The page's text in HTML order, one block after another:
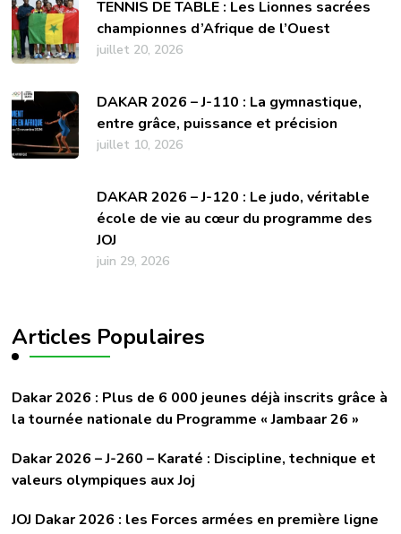
TENNIS DE TABLE : Les Lionnes sacrées
championnes d’Afrique de l’Ouest
juillet 20, 2026
DAKAR 2026 – J-110 : La gymnastique,
entre grâce, puissance et précision
juillet 10, 2026
DAKAR 2026 – J-120 : Le judo, véritable
école de vie au cœur du programme des
JOJ
juin 29, 2026
Articles Populaires
Dakar 2026 : Plus de 6 000 jeunes déjà inscrits grâce à
la tournée nationale du Programme « Jambaar 26 »
Dakar 2026 – J-260 – Karaté : Discipline, technique et
valeurs olympiques aux Joj
JOJ Dakar 2026 : les Forces armées en première ligne